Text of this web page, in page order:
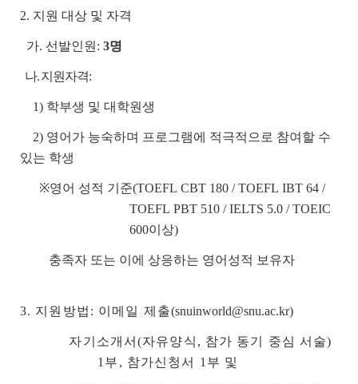
2. 지원 대상 및 자격
가. 선발인원: 3명
나. 지원자격:
1) 학부생 및 대학원생
2) 영어가 능숙하며 프로그램에 적극적으로 참여할 수
있는 학생
※영어 성적 기준(TOEFL CBT 180 / TOEFL IBT 64 /
TOEFL PBT 510 / IELTS 5.0 / TOEIC
600이상)
충족자 또는 이에 상응하는 영어성적 보유자
3. 지원방법: 이메일 제출(snuinworld@snu.ac.kr)
자기소개서(자유양식, 참가 동기 중심 서술)
1부, 참가신청서 1부 및